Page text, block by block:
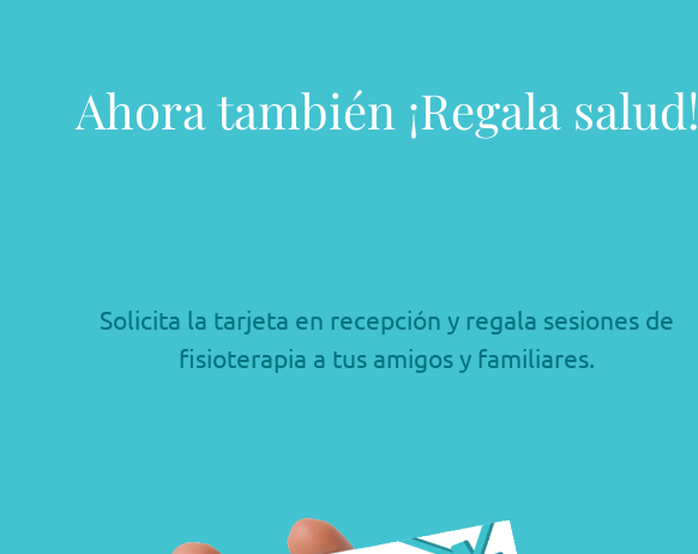
Ahora también ¡Regala salud!
Solicita la tarjeta en recepción y regala sesiones de
fisioterapia a tus amigos y familiares.